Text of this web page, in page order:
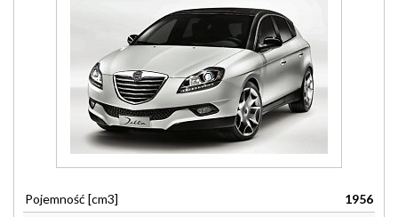
Pojemność [cm3]
1956